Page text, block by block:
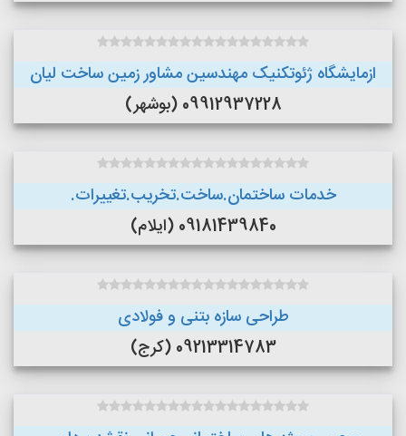
ازمایشگاه ژئوتکنیک مهندسین مشاور زمین ساخت لیان
09912937228 (بوشهر)
خدمات ساختمان.ساخت.تخریب.تغییرات.
09181439840 (ایلام)
طراحی سازه بتنی و فولادی
09213314783 (کرج)